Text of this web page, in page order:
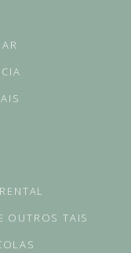
OUTROS TAIS